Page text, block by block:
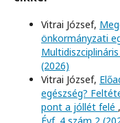
Vitrai József,
önkormányzati
(2026)
Vitrai József,
egészség?
pont a jóllét felé ,